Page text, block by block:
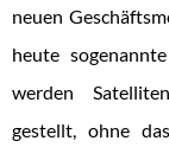
neuen
heute
werden
gestellt, ohne